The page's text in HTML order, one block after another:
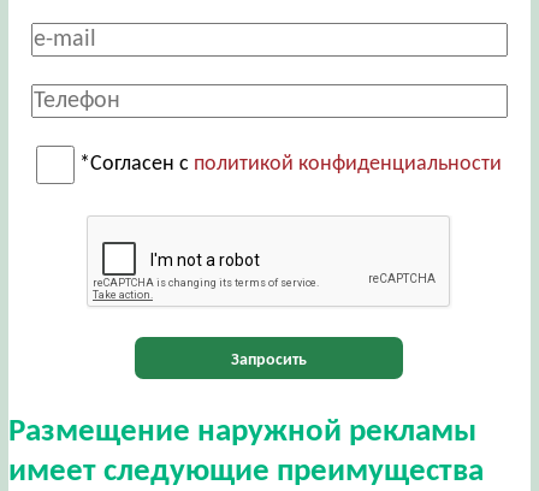
*Согласен с политикой конфиденциальности
Запросить
Размещение наружной рекламы
имеет следующие преимущества